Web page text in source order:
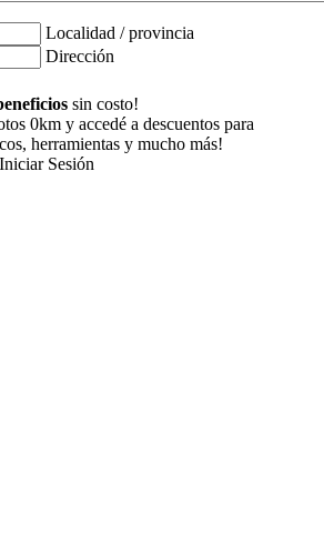
Localidad / provincia
Dirección
sin costo!
0km y accedé a descuentos para
herramientas y mucho más!
Iniciar Sesión